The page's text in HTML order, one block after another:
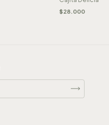
$28.000